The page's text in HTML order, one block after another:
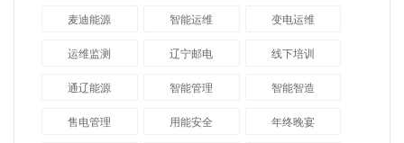
麦迪能源 智能运维 变电运维
运维监测 辽宁邮电 线下培训
通辽能源 智能管理 智能智造
售电管理 用能安全 年终晚宴